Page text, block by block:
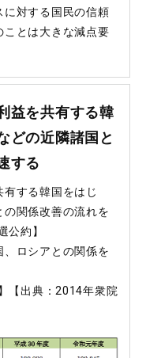
に対する国民の信頼
ことは大きな減点要
益を共有する韓
どの近隣諸国と
する
する韓国をはじ
関係改善の流れを
公約】
ロシアとの関係を
【出典：2014年衆院